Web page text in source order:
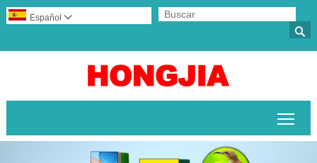

Español 